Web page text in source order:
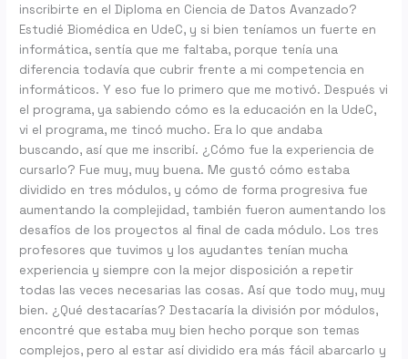
inscribirte en el Diploma en Ciencia de Datos Avanzado?
Estudié Biomédica en UdeC, y si bien teníamos un fuerte en
informática, sentía que me faltaba, porque tenía una
diferencia todavía que cubrir frente a mi competencia en
informáticos. Y eso fue lo primero que me motivó. Después vi
el programa, ya sabiendo cómo es la educación en la UdeC,
vi el programa, me tincó mucho. Era lo que andaba
buscando, así que me inscribí. ¿Cómo fue la experiencia de
cursarlo? Fue muy, muy buena. Me gustó cómo estaba
dividido en tres módulos, y cómo de forma progresiva fue
aumentando la complejidad, también fueron aumentando los
desafíos de los proyectos al final de cada módulo. Los tres
profesores que tuvimos y los ayudantes tenían mucha
experiencia y siempre con la mejor disposición a repetir
todas las veces necesarias las cosas. Así que todo muy, muy
bien. ¿Qué destacarías? Destacaría la división por módulos,
encontré que estaba muy bien hecho porque son temas
complejos, pero al estar así dividido era más fácil abarcarlo y